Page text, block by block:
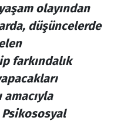
olayından
düşüncelerde
farkındalık